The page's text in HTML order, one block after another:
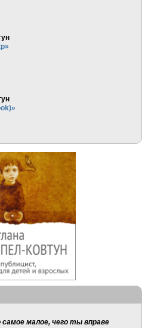
малое, чего ты вправе